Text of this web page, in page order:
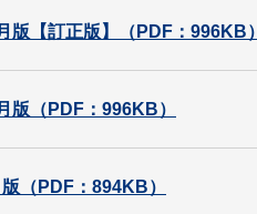
版【訂正版】（PDF：996KB）
版（PDF：996KB）
（PDF：894KB）